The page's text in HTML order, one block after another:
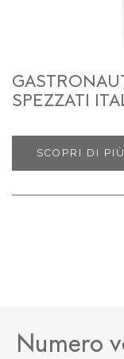
SPEZZATI
SCOPRI DI PIÙ
Numero